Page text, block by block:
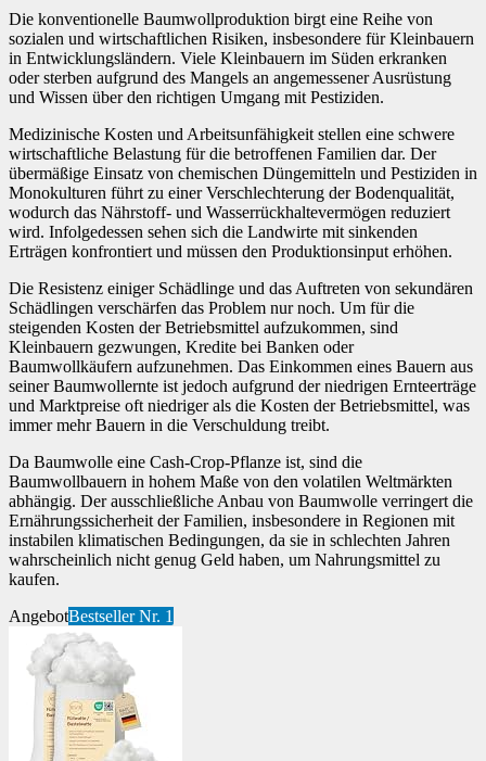
Die konventionelle Baumwollproduktion birgt eine Reihe von
sozialen und wirtschaftlichen Risiken, insbesondere für Kleinbauern
in Entwicklungsländern. Viele Kleinbauern im Süden erkranken
oder sterben aufgrund des Mangels an angemessener Ausrüstung
und Wissen über den richtigen Umgang mit Pestiziden.
Medizinische Kosten und Arbeitsunfähigkeit stellen eine schwere
wirtschaftliche Belastung für die betroffenen Familien dar. Der
übermäßige Einsatz von chemischen Düngemitteln und Pestiziden in
Monokulturen führt zu einer Verschlechterung der Bodenqualität,
wodurch das Nährstoff- und Wasserrückhaltevermögen reduziert
wird. Infolgedessen sehen sich die Landwirte mit sinkenden
Erträgen konfrontiert und müssen den Produktionsinput erhöhen.
Die Resistenz einiger Schädlinge und das Auftreten von sekundären
Schädlingen verschärfen das Problem nur noch. Um für die
steigenden Kosten der Betriebsmittel aufzukommen, sind
Kleinbauern gezwungen, Kredite bei Banken oder
Baumwollkäufern aufzunehmen. Das Einkommen eines Bauern aus
seiner Baumwollernte ist jedoch aufgrund der niedrigen Ernteerträge
und Marktpreise oft niedriger als die Kosten der Betriebsmittel, was
immer mehr Bauern in die Verschuldung treibt.
Da Baumwolle eine Cash-Crop-Pflanze ist, sind die
Baumwollbauern in hohem Maße von den volatilen Weltmärkten
abhängig. Der ausschließliche Anbau von Baumwolle verringert die
Ernährungssicherheit der Familien, insbesondere in Regionen mit
instabilen klimatischen Bedingungen, da sie in schlechten Jahren
wahrscheinlich nicht genug Geld haben, um Nahrungsmittel zu
kaufen.
AngebotBestseller Nr. 1